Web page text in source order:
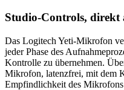
Studio-Controls,
Das Logitech Yeti-Mikrofon
jeder Phase des
Kontrolle zu übernehmen.
Mikrofon, latenzfrei, mit dem
Empfindlichkeit des